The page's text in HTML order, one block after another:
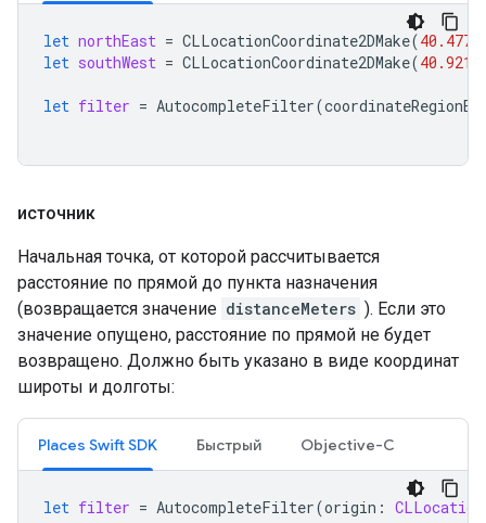
let northEast = CLLocationCoordinate2DMake(
let southWest = CLLocationCoordinate2DMake(
let filter = AutocompleteFilter(
источник
Начальная точка, от которой рассчитывается
расстояние по прямой до пункта назначения
(возвращается значение distanceMeters ). Если это
значение опущено, расстояние по прямой не будет
возвращено. Должно быть указано в виде координат
широты и долготы:
Places Swift SDK Быстрый Objective-C
let filter = AutocompleteFilter(origin : CLLocation